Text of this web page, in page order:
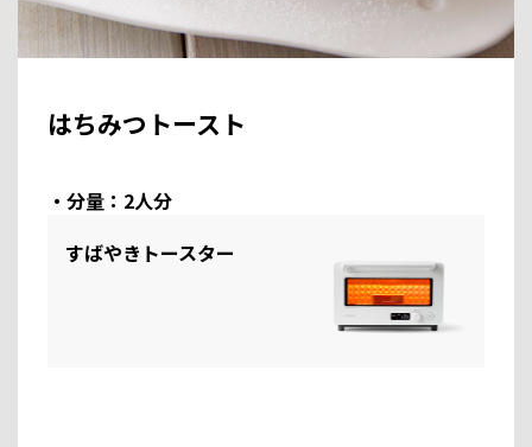
はちみつトースト
・分量：2人分
すばやきトースター